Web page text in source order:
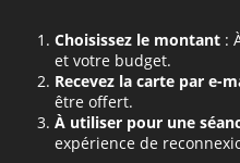
Choisissez le montant :
et votre budget.
Recevez la carte par e-
être offert.
À utiliser pour une
expérience de